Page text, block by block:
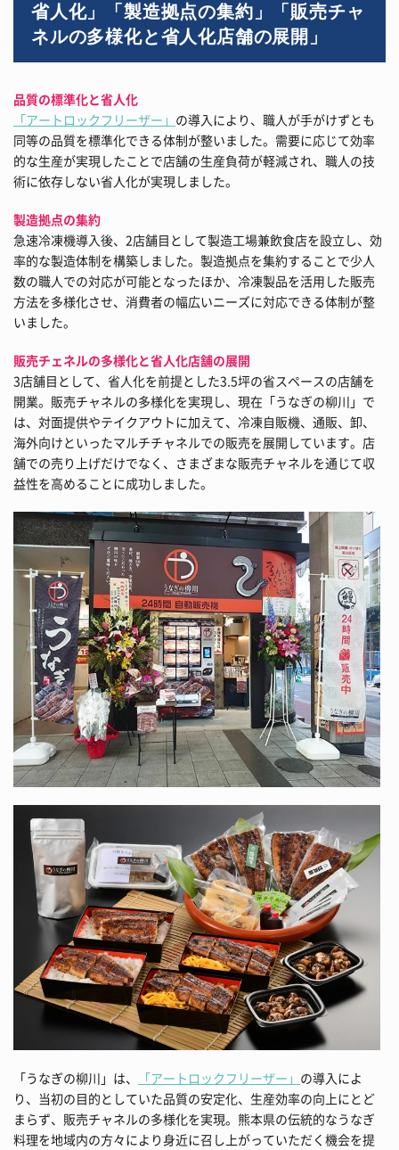
省人化」「製造拠点の集約」「販売チャ
ネルの多様化と省人化店舗の展開」
品質の標準化と省人化
「アートロックフリーザー」 の導入により、職人が手がけずとも
同等の品質を標準化できる体制が整いました。需要に応じて効率
的な生産が実現したことで店舗の生産負荷が軽減され、職人の技
術に依存しない省人化が実現しました。
製造拠点の集約
急速冷凍機導入後、2店舗目として製造工場兼飲食店を設立し、効
率的な製造体制を構築しました。製造拠点を集約することで少人
数の職人での対応が可能となったほか、冷凍製品を活用した販売
方法を多様化させ、消費者の幅広いニーズに対応できる体制が整
いました。
販売チェネルの多様化と省人化店舗の展開
3店舗目として、省人化を前提とした3.5坪の省スペースの店舗を
開業。販売チャネルの多様化を実現し、現在「うなぎの柳川」で
は、対面提供やテイクアウトに加えて、冷凍自販機、通販、卸、
海外向けといったマルチチャネルでの販売を展開しています。店
舗での売り上げだけでなく、さまざまな販売チャネルを通じて収
益性を高めることに成功しました。
「うなぎの柳川」は、 「アートロックフリーザー」 の導入によ
り、当初の目的としていた品質の安定化、生産効率の向上にとど
まらず、販売チャネルの多様化を実現。熊本県の伝統的なうなぎ
料理を地域内の方々により身近に召し上がっていただく機会を提